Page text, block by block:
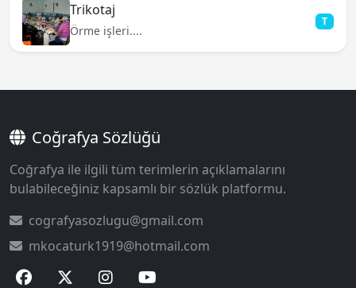
Trikotaj
Örme işleri....
T
Coğrafya Sözlüğü
Coğrafya ile ilgili tüm terimlerin açıklamalarını
bulabileceğiniz kapsamlı bir sözlük platformu.
cografyasozlugu@gmail.com
mkocaturk1919@hotmail.com